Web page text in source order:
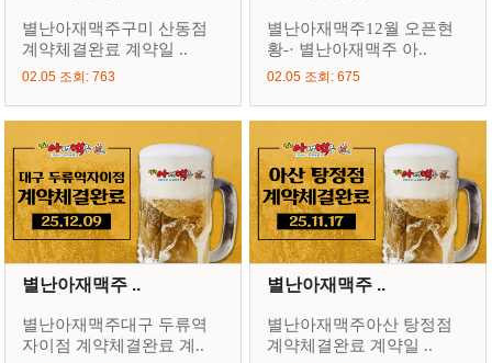
별난아재맥주구미 산동점
계약체결완료 계약일 ..
02.05 조회: 763
별난아재맥주12월 오픈현
황-· 별난아재맥주 아..
02.05 조회: 675
별난아재맥주 ..
별난아재맥주대구 두류역
자이점 계약체결완료 계..
별난아재맥주 ..
별난아재맥주아산 탕정점
계약체결완료 계약일 ..